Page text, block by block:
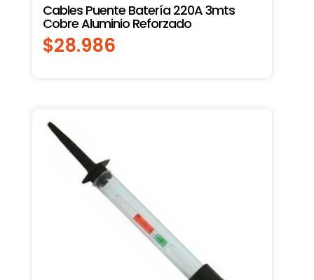
Cables Puente Batería 220A 3mts
Cobre Aluminio Reforzado
$28.986